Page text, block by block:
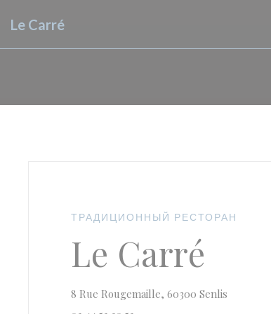
Le Carré
ТРАДИЦИОННЫЙ РЕСТОРАН
Le Carré
8 Rue Rougemaille, 60300 Senlis